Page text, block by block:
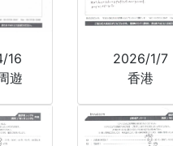
16
遊
2026/1/7
香港